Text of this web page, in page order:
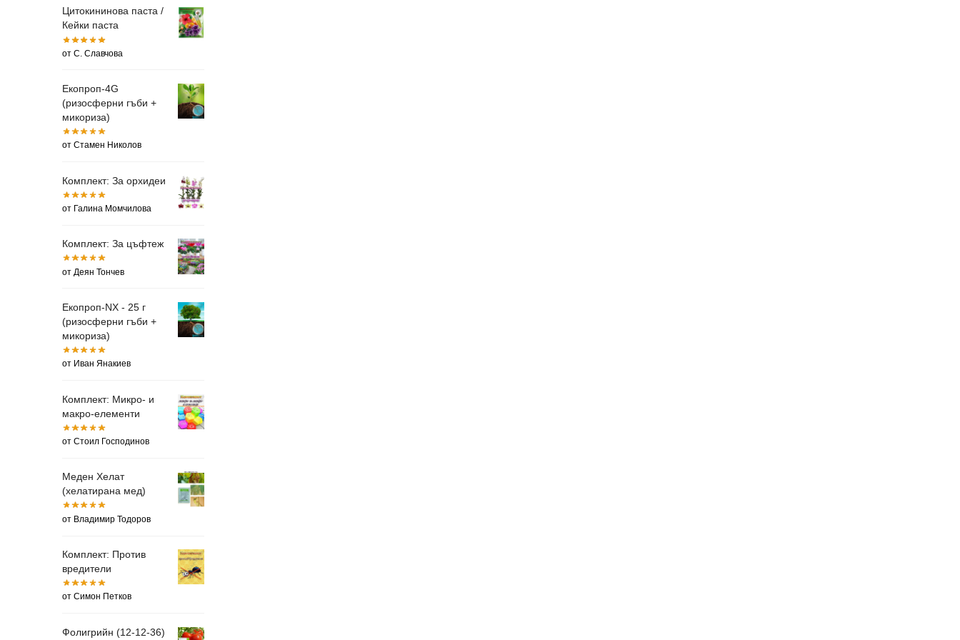
Цитокининова паста /
Кейки паста
от С. Славчова
Екопроп-4G
(ризосферни гъби +
микориза)
от Стамен Николов
Комплект: За орхидеи
от Галина Момчилова
Комплект: За цъфтеж
от Деян Тончев
Екопроп-NX - 25 г
(ризосферни гъби +
микориза)
от Иван Янакиев
Комплект: Микро- и
макро-елементи
от Стоил Господинов
Меден Хелат
(хелатирана мед)
от Владимир Тодоров
Комплект: Против
вредители
от Симон Петков
Фолигрийн (12-12-36)